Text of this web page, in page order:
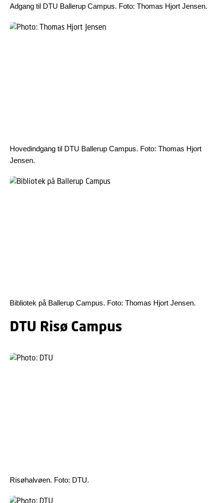
Adgang til DTU Ballerup Campus. Foto: Thomas Hjort Jensen.
Hovedindgang til DTU Ballerup Campus. Foto: Thomas Hjort
Jensen.
Bibliotek på Ballerup Campus. Foto: Thomas Hjort Jensen.
DTU Risø Campus
Risøhalvøen. Foto: DTU.